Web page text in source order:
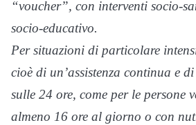
“voucher”, con interventi socio-
socio-educativo.
Per situazioni di particolare
cioè di un’assistenza continua e
sulle 24 ore, come per le persone
almeno 16 ore al giorno o con